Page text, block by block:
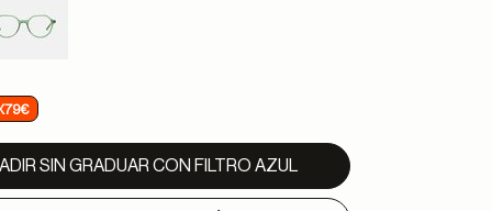
SIN GRADUAR CON FILTRO AZUL